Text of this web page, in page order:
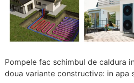
Pompele fac schimbul de caldura
doua variante constructive: in apa